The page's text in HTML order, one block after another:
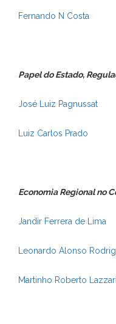
Fernando N Costa
Papel do Estado,
José Luiz Pagnussat
Luiz Carlos Prado
Economia Regional no
Jandir Ferrera de Lima
Leonardo Alonso
Martinho Roberto Lazzari